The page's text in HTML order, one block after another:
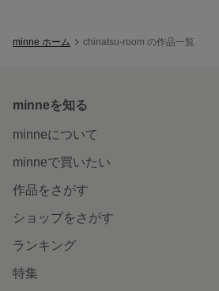
minne ホーム chinatsu-room の作品一覧
minneを知る
minneについて
minneで買いたい
作品をさがす
ショップをさがす
ランキング
特集